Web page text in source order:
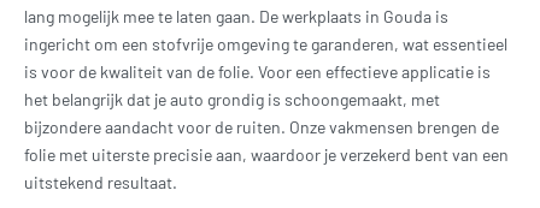
lang mogelijk mee te laten gaan. De werkplaats in Gouda is
ingericht om een stofvrije omgeving te garanderen, wat essentieel
is voor de kwaliteit van de folie. Voor een effectieve applicatie is
het belangrijk dat je auto grondig is schoongemaakt, met
bijzondere aandacht voor de ruiten. Onze vakmensen brengen de
folie met uiterste precisie aan, waardoor je verzekerd bent van een
uitstekend resultaat.